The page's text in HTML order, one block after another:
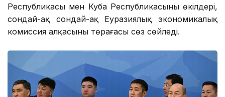
Республикасы мен Куба Республикасының өкілдері,
сондай-ақ сондай-ақ Еуразиялық экономикалық
комиссия алқасының төрағасы сөз сөйледі.